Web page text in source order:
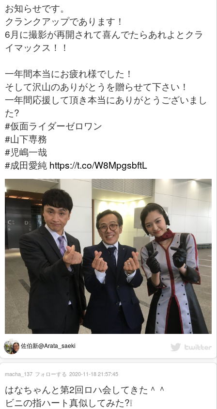
お知らせです。
クランクアップであります！
6月に撮影が再開されて喜んでたらあれよとクラ
イマックス！！
一年間本当にお疲れ様でした！
そして沢山のありがとうを贈らせて下さい！
一年間応援して頂き本当にありがとうございまし
た?
#仮面ライダーゼロワン
#山下専務
#児嶋一哉
#成田愛純 https://t.co/W8MpgsbftL
佐伯新@Arata_saeki
はなちゃんと第2回ロハ会してきた＾＾
ビニの指ハート真似してみた?❕
macha_137 フォローする 2020-11-18 21:57:45